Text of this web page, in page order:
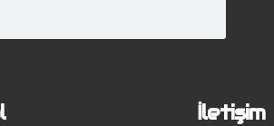
İletişim